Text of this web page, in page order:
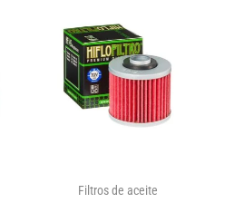
Filtros de aceite